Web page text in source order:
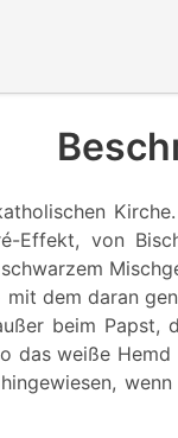
Effekt, von
dem daran
beim Papst,
das weiße